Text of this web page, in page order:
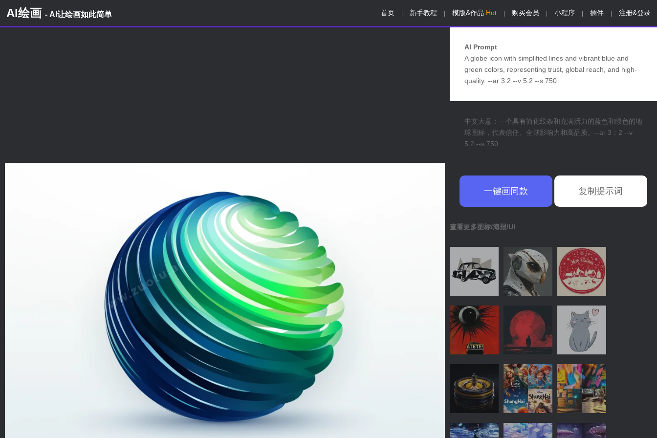
AI绘画 - AI让绘画如此简单 首页 新手教程 模版&作品 Hot 购买会员 小程序 插件 注册&登录
AI Prompt
A globe icon with simplified lines and vibrant blue and
green colors, representing trust, global reach, and high-
quality. --ar 3:2 --v 5.2 --s 750
中文大意：一个具有简化线条和充满活力的蓝色和绿色的地
球图标，代表信任、全球影响力和高品质。--ar 3：2 --v
5.2 --s 750
一键画同款 复制提示词
查看更多图标/海报/UI